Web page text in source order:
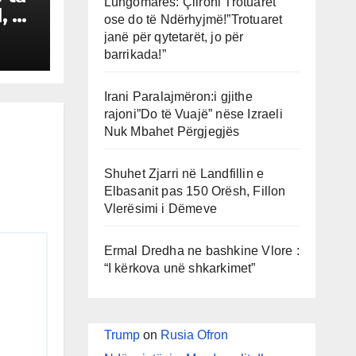
se
ose do të Ndërhyjmë!”Trotuaret
janë për qytetarët, jo për
barrikada!”
Irani Paralajmëron:i gjithe
rajoni”Do të Vuajë” nëse Izraeli
Nuk Mbahet Përgjegjës
Shuhet Zjarri në Landfillin e
Elbasanit pas 150 Orësh, Fillon
Vlerësimi i Dëmeve
Ermal Dredha ne bashkine Vlore :
“I kërkova unë shkarkimet”
Trumpon Rusia Ofron